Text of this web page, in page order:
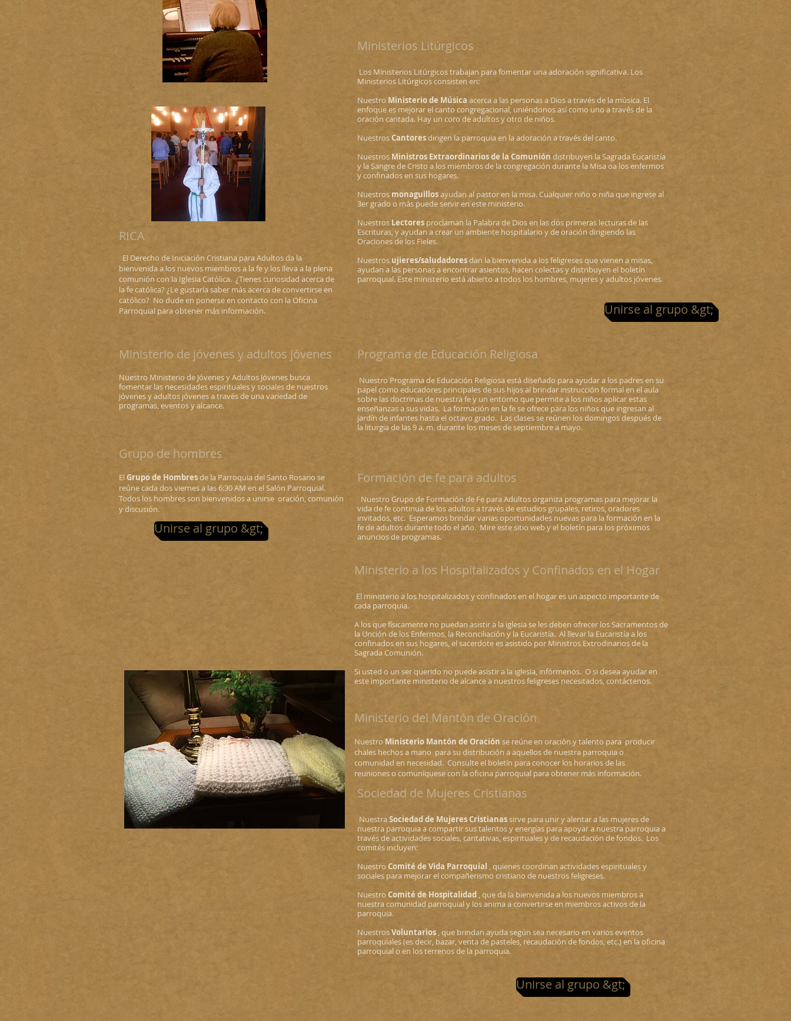
RICA
El Derecho de Iniciación Cristiana para Adultos da la
bienvenida a los nuevos miembros a la fe y los lleva a la plena
comunión con la Iglesia Católica. ¿Tienes curiosidad acerca de
la fe católica? ¿Le gustaría saber más acerca de convertirse en
católico? No dude en ponerse en contacto con la Oficina
Parroquial para obtener más información.
Ministerios Litúrgicos
Los Ministerios Litúrgicos trabajan para fomentar una adoración significativa. Los
Ministerios Litúrgicos consisten en:
Nuestro Ministerio de Música acerca a las personas a Dios a través de la música. El
enfoque es mejorar el canto congregacional, uniéndonos así como uno a través de la
oración cantada. Hay un coro de adultos y otro de niños.
NuestrosCantoresdirigen la parroquia en la adoración a través del canto.
Nuestros Ministros Extraordinarios de la Comunión distribuyen la Sagrada Eucaristía
y la Sangre de Cristo a los miembros de la congregación durante la Misa oa los enfermos
y confinados en sus hogares.
Nuestros monaguillosayudan al pastor en la misa. Cualquier niño o niña que ingrese al
3er grado o más puede servir en este ministerio.
Nuestros Lectores proclaman la Palabra de Dios en las dos primeras lecturas de las
Escrituras, y ayudan a crear un ambiente hospitalario y de oración dirigiendo las
Oraciones de los Fieles.
Nuestros ujieres/saludadoresdan la bienvenida a los feligreses que vienen a misas,
ayudan a las personas a encontrar asientos, hacen colectas y distribuyen el boletín
parroquial. Este ministerio está abierto a todos los hombres, mujeres y adultos jóvenes.
Unirse al grupo &gt;
Ministerio de jóvenes y adultos jóvenes
Nuestro Ministerio de Jóvenes y Adultos Jóvenes busca
fomentar las necesidades espirituales y sociales de nuestros
jóvenes y adultos jóvenes a través de una variedad de
programas, eventos y alcance.
Grupo de hombres
ElGrupo de Hombresde la Parroquia del Santo Rosario se
reúne cada dos viernes a las 6:30 AM en el Salón Parroquial.
Todos los hombres son bienvenidos a unirse oración, comunión
y discusión.
Unirse al grupo &gt;
Programa de Educación Religiosa
Nuestro Programa de Educación Religiosa está diseñado para ayudar a los padres en su
papel como educadores principales de sus hijos al brindar instrucción formal en el aula
sobre las doctrinas de nuestra fe y un entorno que permite a los niños aplicar estas
enseñanzas a sus vidas. La formación en la fe se ofrece para los niños que ingresan al
jardín de infantes hasta el octavo grado. Las clases se reúnen los domingos después de
la liturgia de las 9 a. m. durante los meses de septiembre a mayo.
Formación de fe para adultos
Nuestro Grupo de Formación de Fe para Adultos organiza programas para mejorar la
vida de fe continua de los adultos a través de estudios grupales, retiros, oradores
invitados, etc. Esperamos brindar varias oportunidades nuevas para la formación en la
fe de adultos durante todo el año. Mire este sitio web y el boletín para los próximos
anuncios de programas.
Ministerio a los Hospitalizados y Confinados en el Hogar
El ministerio a los hospitalizados y confinados en el hogar es un aspecto importante de
cada parroquia.
A los que físicamente no puedan asistir a la iglesia se les deben ofrecer los Sacramentos de
la Unción de los Enfermos, la Reconciliación y la Eucaristía. Al llevar la Eucaristía a los
confinados en sus hogares, el sacerdote es asistido por Ministros Extrodinarios de la
Sagrada Comunión.
Si usted o un ser querido no puede asistir a la iglesia, infórmenos. O si desea ayudar en
este importante ministerio de alcance a nuestros feligreses necesitados, contáctenos.
Ministerio del Mantón de Oración
Nuestro Ministerio Mantón de Oración se reúne en oración y talento para producir
chales hechos a mano para su distribución a aquellos de nuestra parroquia o
comunidad en necesidad. Consulte el boletín para conocer los horarios de las
reuniones o comuníquese con la oficina parroquial para obtener más información.
Sociedad de Mujeres Cristianas
NuestraSociedad de Mujeres Cristianassirve para unir y alentar a las mujeres de
nuestra parroquia a compartir sus talentos y energías para apoyar a nuestra parroquia a
través de actividades sociales, caritativas, espirituales y de recaudación de fondos. Los
comités incluyen:
Nuestro Comité de Vida Parroquial , quienes coordinan actividades espirituales y
sociales para mejorar el compañerismo cristiano de nuestros feligreses.
Nuestro Comité de Hospitalidad , que da la bienvenida a los nuevos miembros a
nuestra comunidad parroquial y los anima a convertirse en miembros activos de la
parroquia.
NuestrosVoluntarios , que brindan ayuda según sea necesario en varios eventos
parroquiales (es decir, bazar, venta de pasteles, recaudación de fondos, etc.) en la oficina
parroquial o en los terrenos de la parroquia.
Unirse al grupo &gt;